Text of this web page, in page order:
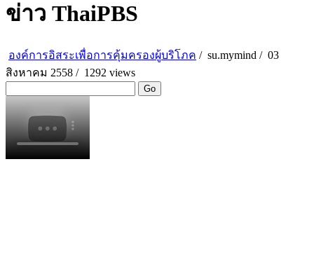
ข่าว ThaiPBS
องค์การอิสระเพื่อการคุ้มครองผู้บริโภค / su.mymind / 03
สิงหาคม 2558 / 1292 views
Go